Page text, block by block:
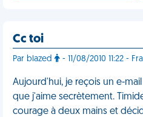
Cc toi
Par blazed - 11/08/2010 11:22 -
Aujourd'hui, je reçois un e-
que j'aime secrètement.
courage à deux mains et